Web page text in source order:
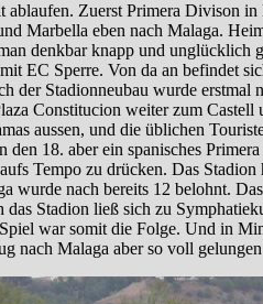
ablaufen. Zuerst Primera Divison
Marbella eben nach Malaga.
denkbar knapp und unglücklich
EC Sperre. Von da an befindet
Stadionneubau wurde
Constitucion weiter zum
aussen, und die üblichen
den 18. aber ein spanisches
Tempo zu drücken. Das
wurde nach bereits 12 belohnt.
das Stadion ließ sich zu
war somit die Folge. Und in
nach Malaga aber so voll